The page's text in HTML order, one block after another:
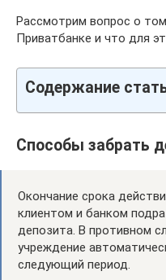
Рассмотрим вопрос о
Приватбанке и что для
Содержание
Способы забрать
Окончание срока
клиентом и банком
депозита. В противном
учреждение
следующий период.